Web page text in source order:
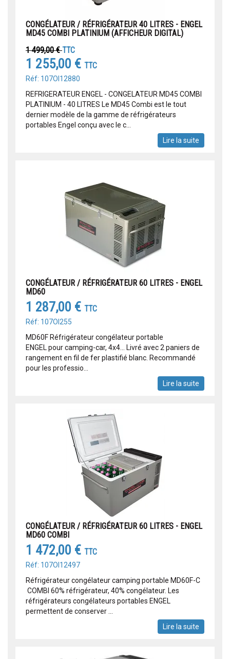
CONGÉLATEUR / RÉFRIGÉRATEUR 40 LITRES - ENGEL
MD45 COMBI PLATINIUM (AFFICHEUR DIGITAL)
1 499,00 €TTC
1 255,00 € TTC
Réf: 107OI12880
REFRIGERATEUR ENGEL - CONGELATEUR MD45 COMBI
PLATINIUM - 40 LITRES Le MD45 Combi est le tout
dernier modèle de la gamme de réfrigérateurs
portables Engel conçu avec le c...
Lire la suite
CONGÉLATEUR / RÉFRIGÉRATEUR 60 LITRES - ENGEL
MD60
1 287,00 € TTC
Réf: 107OI255
MD60F Réfrigérateur congélateur portable
ENGEL pour camping-car, 4x4... Livré avec 2 paniers de
rangement en fil de fer plastifié blanc. Recommandé
pour les professio...
Lire la suite
CONGÉLATEUR / RÉFRIGÉRATEUR 60 LITRES - ENGEL
MD60 COMBI
1 472,00 € TTC
Réf: 107OI12497
Réfrigérateur congélateur camping portable MD60F-C
COMBI 60% réfrigérateur, 40% congélateur. Les
réfrigérateurs congélateurs portables ENGEL
permettent de conserver ...
Lire la suite